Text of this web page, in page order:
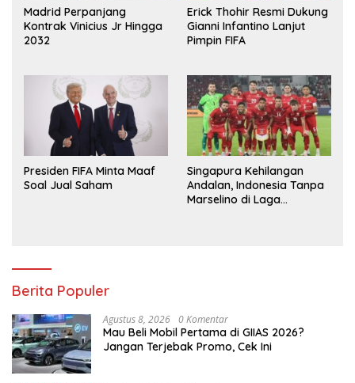
Madrid Perpanjang
Kontrak Vinicius Jr Hingga
2032
Erick Thohir Resmi Dukung
Gianni Infantino Lanjut
Pimpin FIFA
Presiden FIFA Minta Maaf
Soal Jual Saham
Singapura Kehilangan
Andalan, Indonesia Tanpa
Marselino di Laga
Berita Populer
Agustus 8, 2026 0 Komentar
Mau Beli Mobil Pertama di GIIAS 2026?
Jangan Terjebak Promo, Cek Ini